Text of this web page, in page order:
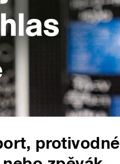
protivodné